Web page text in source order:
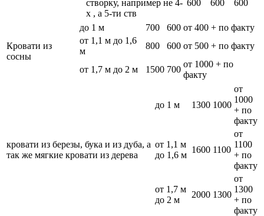
створку, например не 4-
х , а 5-ти ств
600
600
600
Кровати из
сосны
до 1 м 700 600 от 400 + по факту
от 1,1 м до 1,6
м
800 600 от 500 + по факту
от 1,7 м до 2 м 1500 700
от 1000 + по
факту
кровати из березы, бука и из дуба, а
так же мягкие кровати из дерева
до 1 м 1300 1000
от
1000
+ по
факту
от 1,1 м
до 1,6 м
1600 1100
от
1100
+ по
факту
от 1,7 м
до 2 м
2000 1300
от
1300
+ по
факту